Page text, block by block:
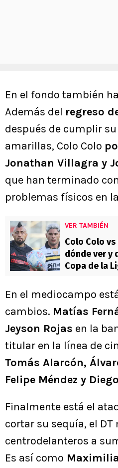
En el fondo también
Además del regreso
después de cumplir
amarillas, Colo Colo
Jonathan Villagra y
que han terminado
problemas físicos en
VER TAMBIÉN
Colo Colo
dónde ver y
Copa de la
En el mediocampo
cambios. Matías
Jeyson Rojas en la
titular en la línea de
Tomás Alarcón,
Felipe Méndez y
Finalmente está el
cortar su sequía, el
centrodelanteros a
Es así como